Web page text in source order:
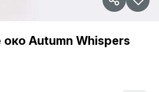
око Autumn Whispers